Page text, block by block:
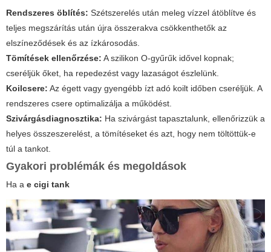
Rendszeres öblítés: Szétszerelés után meleg vízzel átöblítve és
teljes megszárítás után újra összerakva csökkenthetők az
elszíneződések és az ízkárosodás.
Tömítések ellenőrzése: A szilikon O-gyűrűk idővel kopnak;
cseréljük őket, ha repedezést vagy lazaságot észlelünk.
Koilcsere: Az égett vagy gyengébb ízt adó koilt időben cseréljük. A
rendszeres csere optimalizálja a működést.
Szivárgásdiagnosztika: Ha szivárgást tapasztalunk, ellenőrizzük a
helyes összeszerelést, a tömítéseket és azt, hogy nem töltöttük-e
túl a tankot.
Gyakori problémák és megoldások
Ha a e cigi tank